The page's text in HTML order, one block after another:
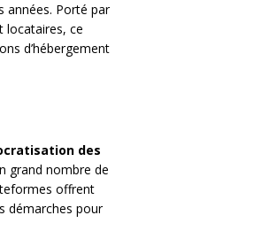
années. Porté par
locataires, ce
d’hébergement
des
grand nombre de
offrent
démarches pour